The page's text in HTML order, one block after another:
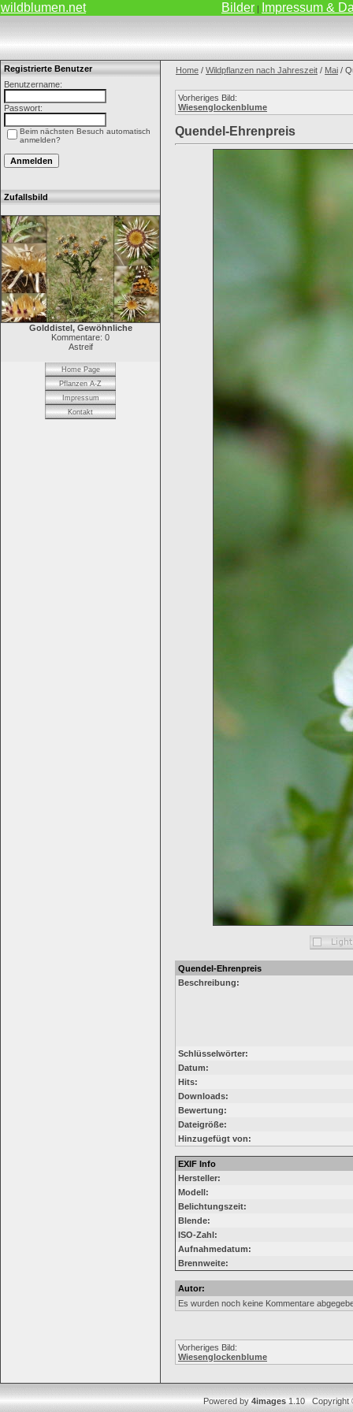
wildblumen.net Bilder | Impressum &
Registrierte Benutzer
Benutzername:
Passwort:
Beim nächsten Besuch automatisch
anmelden?
Zufallsbild
Golddistel, Gewöhnliche
Kommentare: 0
Astreif
Home Page
Pflanzen A-Z
Impressum
Kontakt
Home / Wildpflanzen nach Jahreszeit / Mai /
Vorheriges Bild:
Wiesenglockenblume
Quendel-Ehrenpreis
Quendel-Ehrenpreis
Beschreibung:
Schlüsselwörter:
Datum:
Hits:
Downloads:
Bewertung:
Dateigröße:
Hinzugefügt von:
EXIF Info
Hersteller:
Modell:
Belichtungszeit:
Blende:
ISO-Zahl:
Aufnahmedatum:
Brennweite:
Autor:
Es wurden noch keine Kommentare
Vorheriges Bild:
Wiesenglockenblume
Powered by4images1.10 Copyright